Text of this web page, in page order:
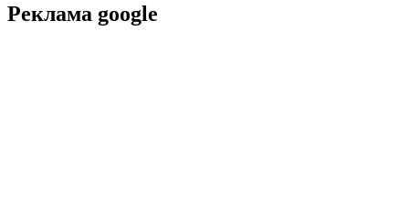
Реклама google